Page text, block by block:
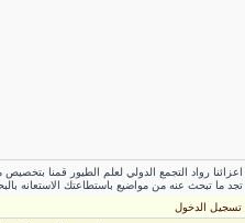
رواد التجمع الدولي لعلم الطيور قمنا
ما تبحث عنه من مواضيع باستطاعتك الاستعانه
تسجيل الدخول